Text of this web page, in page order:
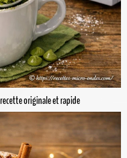
originale et rapide